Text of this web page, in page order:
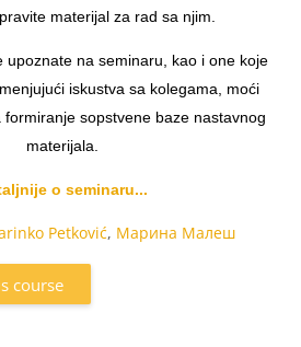
materijal za rad sa njim.
upoznate na seminaru, kao i one koje
iskustva sa kolegama, moći
sopstvene baze nastavnog
materijala.
o seminaru...
Petković, Марина Малеш
course